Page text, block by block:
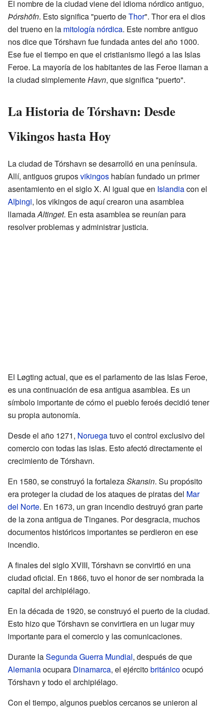
El nombre de la ciudad viene del idioma nórdico antiguo,
Þórshöfn. Esto significa "puerto deThor". Thor era el dios
del trueno en la mitología nórdica. Este nombre antiguo
nos dice que Tórshavn fue fundada antes del año 1000.
Ese fue el tiempo en que el cristianismo llegó a las Islas
Feroe. La mayoría de los habitantes de las Feroe llaman a
la ciudad simplementeHavn, que significa "puerto".
La Historia de Tórshavn: Desde
Vikingos hasta Hoy
La ciudad de Tórshavn se desarrolló en una península.
Allí, antiguos gruposvikingos habían fundado un primer
asentamiento en el siglo X. Al igual que en Islandiacon el
Alþingi, los vikingos de aquí crearon una asamblea
llamadaAltinget. En esta asamblea se reunían para
resolver problemas y administrar justicia.
El Løgting actual, que es el parlamento de las Islas Feroe,
es una continuación de esa antigua asamblea. Es un
símbolo importante de cómo el pueblo feroés decidió tener
su propia autonomía.
Desde el año 1271, Noruegatuvo el control exclusivo del
comercio con todas las islas. Esto afectó directamente el
crecimiento de Tórshavn.
En 1580, se construyó la fortalezaSkansin. Su propósito
era proteger la ciudad de los ataques de piratas del Mar
del Norte. En 1673, un gran incendio destruyó gran parte
de la zona antigua de Tinganes. Por desgracia, muchos
documentos históricos importantes se perdieron en ese
incendio.
A finales del siglo XVIII, Tórshavn se convirtió en una
ciudad oficial. En 1866, tuvo el honor de ser nombrada la
capital del archipiélago.
En la década de 1920, se construyó el puerto de la ciudad.
Esto hizo que Tórshavn se convirtiera en un lugar muy
importante para el comercio y las comunicaciones.
Durante laSegunda Guerra Mundial, después de que
Alemaniaocupara Dinamarca, el ejércitobritánicoocupó
Tórshavn y todo el archipiélago.
Con el tiempo, algunos pueblos cercanos se unieron al